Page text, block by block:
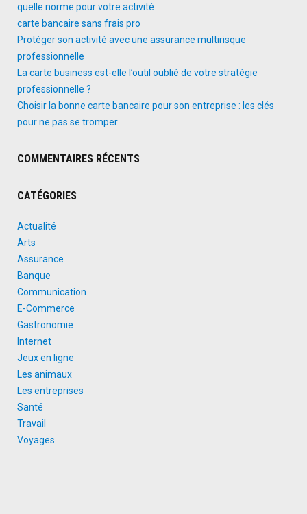
quelle norme pour votre activité
carte bancaire sans frais pro
Protéger son activité avec une assurance multirisque
professionnelle
La carte business est-elle l’outil oublié de votre stratégie
professionnelle ?
Choisir la bonne carte bancaire pour son entreprise : les clés
pour ne pas se tromper
COMMENTAIRES RÉCENTS
CATÉGORIES
Actualité
Arts
Assurance
Banque
Communication
E-Commerce
Gastronomie
Internet
Jeux en ligne
Les animaux
Les entreprises
Santé
Travail
Voyages